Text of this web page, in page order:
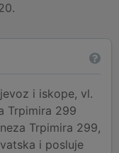
i iskope, vl.
Trpimira 299
Trpimira 299,
i posluje